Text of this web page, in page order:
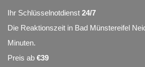
Ihr Schlüsselnotdienst 24/7
Die Reaktionszeit in Bad Münstereifel
Minuten.
Preis ab €39